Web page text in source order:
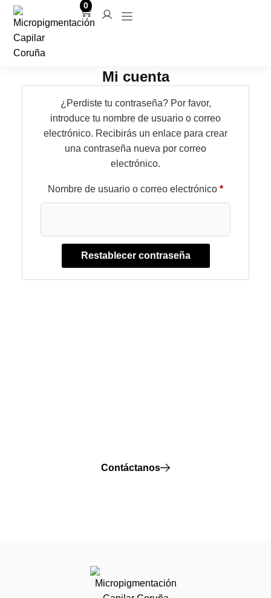
Mi cuenta
¿Perdiste tu contraseña? Por favor,
introduce tu nombre de usuario o correo
electrónico. Recibirás un enlace para crear
una contraseña nueva por correo
electrónico.
Nombre de usuario o correo electrónico *
Restablecer contraseña
0
Contáctanos